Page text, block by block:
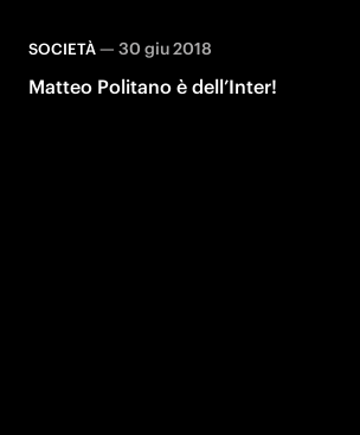
SOCIETÀ— 30 giu 2018
Matteo Politano è dell’Inter!